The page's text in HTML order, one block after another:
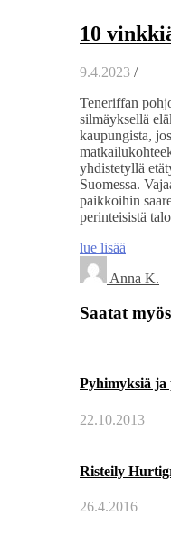
10
9.4.2023 /
Teneriffan
silmäyksellä
kaupungista,
yhdistetyllä
Suomessa.
paikkoihin
perinteisistä
lue lisää
Anna K.
Saatat
Pyhimyksiä ja
22.10.2013
Risteily
26.4.2016